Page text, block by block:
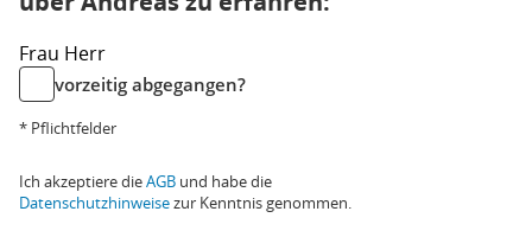
Frau Herr
vorzeitig abgegangen?
* Pflichtfelder
Ich akzeptiere dieAGB und habe die
Datenschutzhinweisezur Kenntnis genommen.